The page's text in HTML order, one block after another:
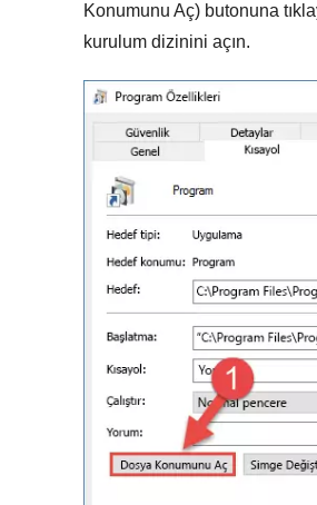
Konumunu Aç) butonuna
kurulum dizinini açın.